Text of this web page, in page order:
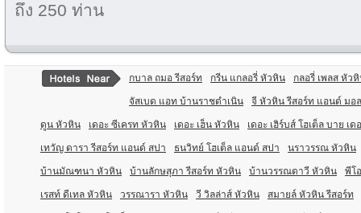
ถึง 250 ท่าน
กบาล ถมอ รีสอร์ท กรีน แกลอรี่ หัวหิน กลอรี่ เพลส หัว
จัสเบด แอท บ้านราชดำเนิน จี หัวหิน รีสอร์ท แอนด์ มอ
ดูน หัวหิน เดอะ ซีเครท หัวหิน เดอะ เฮ็น หัวหิน เดอะ เฮิร์บส์ โฮเต็ล บาย เด
เทวัญ ดารา รีสอร์ท แอนด์ สปา ธนวิทย์ โฮเต็ล แอนด์ สปา นราวรรณ หัวหิน
บ้านมัณฑนา หัวหิน บ้านลักษสุภา รีสอร์ท หัวหิน บ้านวรรณดาวี หัวหิน พีโ
เรสท์ ดีเทล หัวหิน วรรณารา หัวหิน วี วิลล่าส์ หัวหิน สมายล์ หัวหิน รีสอร์ท